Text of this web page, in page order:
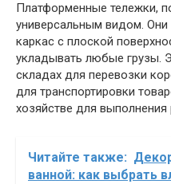
Платформенные тележки,
универсальным видом.
каркас с плоской
укладывать любые грузы.
складах для перевозки
для транспортировки
хозяйстве для выполнения
Читайте также:
ванной: как выбрать